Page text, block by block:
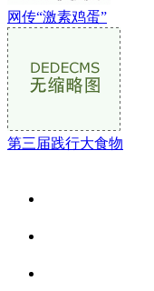
网传“激素鸡蛋”
第三届践行大食物